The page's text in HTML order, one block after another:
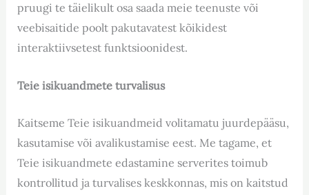
pruugi te täielikult osa saada meie teenuste või
veebisaitide poolt pakutavatest kõikidest
interaktiivsetest funktsioonidest.
Teie isikuandmete turvalisus
Kaitseme Teie isikuandmeid volitamatu juurdepääsu,
kasutamise või avalikustamise eest. Me tagame, et
Teie isikuandmete edastamine serverites toimub
kontrollitud ja turvalises keskkonnas, mis on kaitstud